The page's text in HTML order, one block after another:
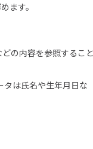
ます。
の内容を参照するこ
は氏名や生年月日な